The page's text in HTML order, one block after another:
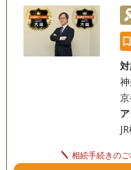
相続手続きの